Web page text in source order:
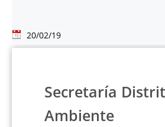
20/02/19
Secretaría
Ambiente